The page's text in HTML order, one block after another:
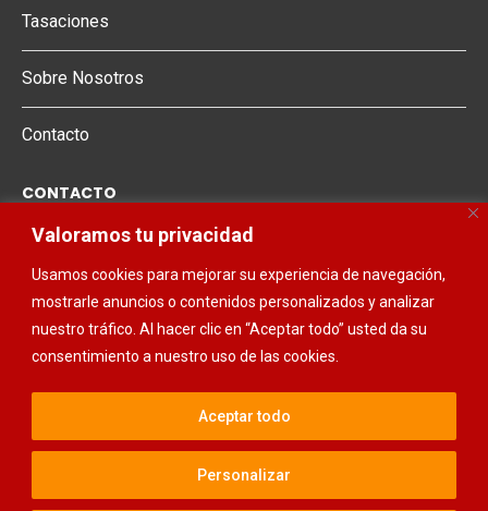
Valoramos tu privacidad
Usamos cookies para mejorar su experiencia de navegación,
mostrarle anuncios o contenidos personalizados y analizar
nuestro tráfico. Al hacer clic en “Aceptar todo” usted da su
consentimiento a nuestro uso de las cookies.
Personalizar
Aceptar todo
Tasaciones
Sobre Nosotros
Contacto
CONTACTO
678 00 96 80
661 623 058
968 48 15 68
@2025 - Todos los derechos reservados. Diseñado y desarrollado por
Estudio Neto